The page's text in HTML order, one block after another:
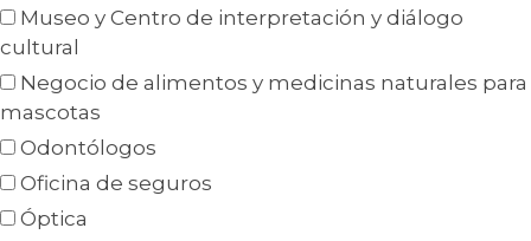
Museo y Centro de interpretación y diálogo
cultural
Negocio de alimentos y medicinas naturales para
mascotas
Odontólogos
Oficina de seguros
Óptica